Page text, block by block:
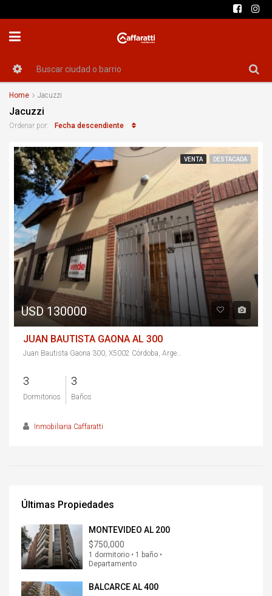
Home Jacuzzi
Jacuzzi
Ordenar por: Fecha descendiente
VENTA DESTACADA
USD 130000
JUAN BAUTISTA GAONA AL 300
Juan Bautista Gaona 300, X5002 Córdoba, Argentina
3
Dormitorios
3
Baños
Inmobiliaria Caffaratti
Últimas Propiedades
MONTEVIDEO AL 200
$750,000
1 dormitorio • 1 baño •
Departamento
BALCARCE AL 400